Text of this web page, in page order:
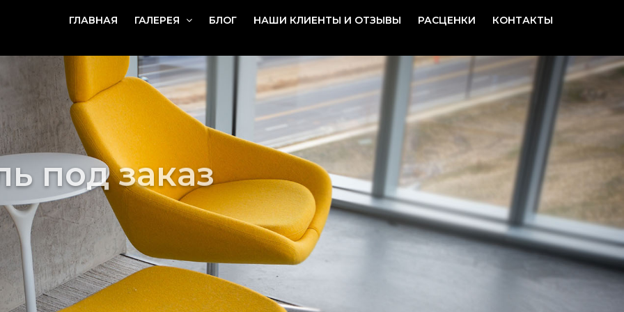
ГЛАВНАЯ ГАЛЕРЕЯ БЛОГ НАШИ КЛИЕНТЫ И ОТЗЫВЫ РАСЦЕНКИ КОНТАКТЫ
под заказ
80